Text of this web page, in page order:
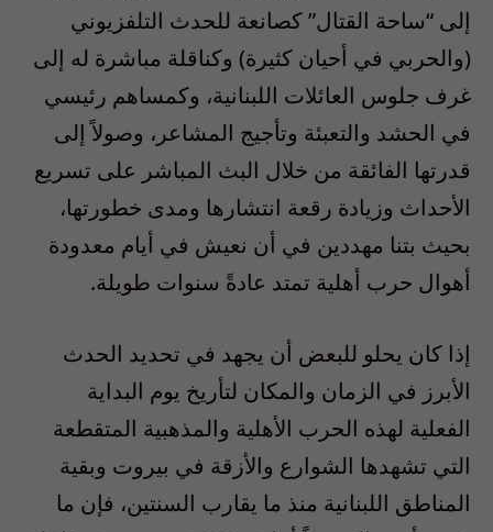
إلى “ساحة القتال” كصانعة للحدث التلفزيوني
(والحربي في أحيان كثيرة) وكناقلة مباشرة له إلى
غرف جلوس العائلات اللبنانية، وكمساهم رئيسي
في الحشد والتعبئة وتأجيج المشاعر، وصولاً إلى
قدرتها الفائقة من خلال البث المباشر على تسريع
الأحداث وزيادة رقعة انتشارها ومدى خطورتها،
بحيث بتنا مهددين في أن نعيش في أيام معدودة
أهوال حرب أهلية تمتد عادةً سنوات طويلة.
إذا كان يحلو للبعض أن يجهد في تحديد الحدث
الأبرز في الزمان والمكان لتأريخ يوم البداية
الفعلية لهذه الحرب الأهلية والمذهبية المتقطعة
التي تشهدها الشوارع والأزقة في بيروت وبقية
المناطق اللبنانية منذ ما يقارب السنتين، فإن ما